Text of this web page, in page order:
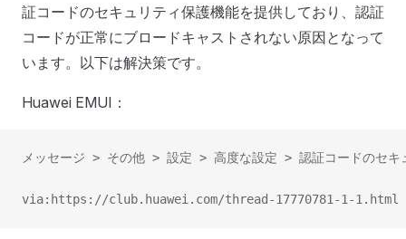
証コードのセキュリティ保護機能を提供しており、認証
コードが正常にブロードキャストされない原因となって
います。以下は解決策です。
Huawei EMUI：
メッセージ > その他 > 設定 > 高度な設定 > 認証コードのセキ
via:https://club.huawei.com/thread-17770781-1-1.html